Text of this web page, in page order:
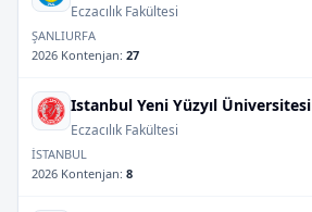
Eczacılık Fakültesi
ŞANLIURFA
2026 Kontenjan: 27
Istanbul Yeni Yüzyıl Üniversitesi
Eczacılık Fakültesi
İSTANBUL
2026 Kontenjan: 8